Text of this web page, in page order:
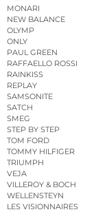
MONARI
NEW BALANCE
OLYMP
ONLY
PAUL GREEN
RAFFAELLO ROSSI
RAINKISS
REPLAY
SAMSONITE
SATCH
SMEG
STEP BY STEP
TOM FORD
TOMMY HILFIGER
TRIUMPH
VEJA
VILLEROY & BOCH
WELLENSTEYN
LES VISIONNAIRES